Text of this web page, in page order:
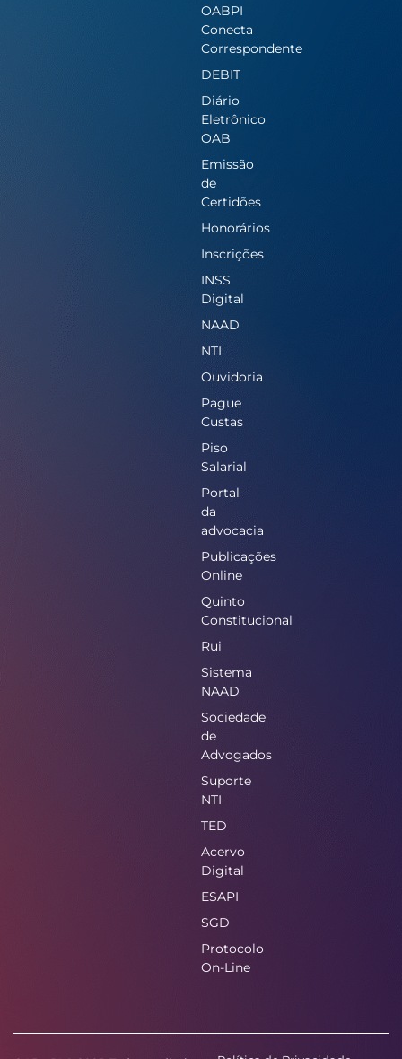
OABPI
Conecta
Correspondente
DEBIT
Diário
Eletrônico
OAB
Emissão
de
Certidões
Honorários
Inscrições
INSS
Digital
NAAD
NTI
Ouvidoria
Pague
Custas
Piso
Salarial
Portal
da
advocacia
Publicações
Online
Quinto
Constitucional
Rui
Sistema
NAAD
Sociedade
de
Advogados
Suporte
NTI
TED
Acervo
Digital
ESAPI
SGD
Protocolo
On-Line